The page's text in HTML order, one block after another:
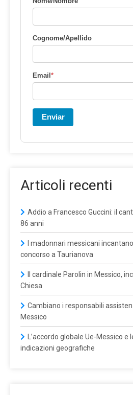
Cognome/Apellido
Email *
Enviar
Articoli recenti
Addio a Francesco Guccini: il
86 anni
I madonnari messicani
concorso a Taurianova
Il cardinale Parolin in Messico,
Chiesa
Cambiano i responsabili
Messico
L’accordo globale Ue-Messico e
indicazioni geografiche